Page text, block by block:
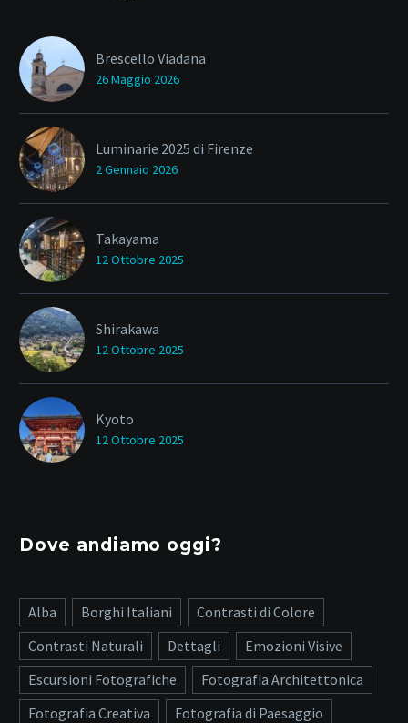
Brescello Viadana
26 Maggio 2026
Luminarie 2025 di Firenze
2 Gennaio 2026
Takayama
12 Ottobre 2025
Shirakawa
12 Ottobre 2025
Kyoto
12 Ottobre 2025
Dove andiamo oggi?
Alba Borghi Italiani
Contrasti di Colore
Contrasti Naturali
Dettagli
Emozioni Visive
Escursioni Fotografiche
Fotografia Architettonica
Fotografia Creativa
Fotografia di Paesaggio